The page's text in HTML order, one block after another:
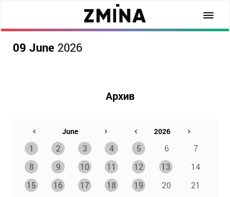
09 June 2026
Архив
1 2 3 4 5 6
7
8
9 10 11 12 13
14
15
16 17 18 19 20
21